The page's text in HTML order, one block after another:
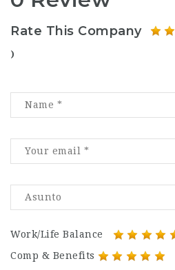
Rate This Company
)
Work/Life Balance
Comp & Benefits